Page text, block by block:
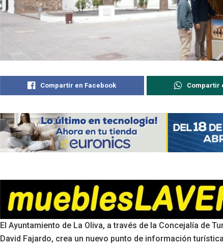
Compartir en Facebook Compartir
El Ayuntamiento de La Oliva, a través de la Concejalía de
David Fajardo, crea un nuevo punto de información